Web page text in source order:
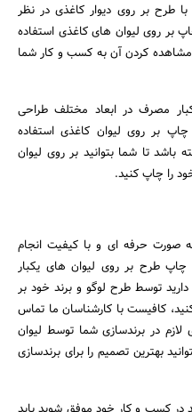
طرح بر روی دیوار کاغذی در نظر
بر روی لیوان های کاغذی استفاده
مشاهده کردن آن به کسب و کار شما
مصرف در ابعاد مختلف طراحی
بر روی لیوان کاغذی استفاده
باشد تا شما بتوانید بر روی لیوان
را چاپ کنید.
صورت حرفه ای و با کیفیت انجام
طرح بر روی لیوان های یکبار
توسط طرح لوگو و برند خود بر
کافیست با کارشناسان ما تماس
لازم در برندسازی شما توسط لیوان
بهترین تصمیم را برای برندسازی